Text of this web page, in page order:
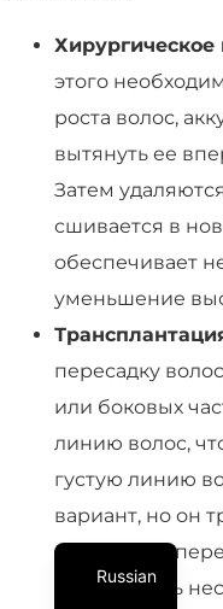
этого
роста волос,
вытянуть ее
Затем
сшивается в
обеспечивает
уменьшение
пересадку
или боковых
линию волос,
густую линию
вариант, но он
отрастания
потребовать
Russian